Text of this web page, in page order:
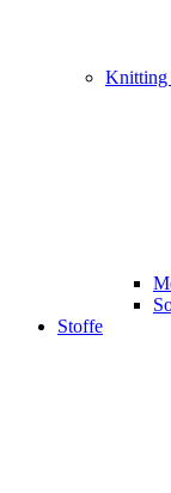
Stoffe